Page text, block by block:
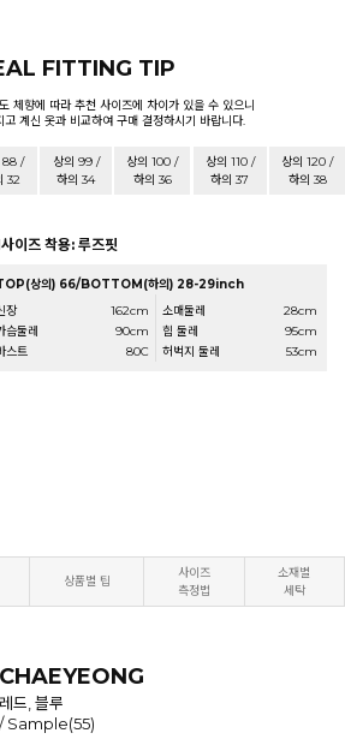
FITTING TIP
체향에 따라 추천 사이즈에 차이가 있을 수 있으니
계신 옷과 비교하여 구매 결정하시기 바랍니다.
88 /
32
상의 99 /
하의 34
상의 100 /
하의 36
상의 110 /
하의 37
상의 120 /
하의 38
이즈 착용: 루즈핏
상의) 66/BOTTOM(하의) 28-29inch
장
162cm
슴둘레
90cm
스트
80C
소매둘레
28cm
힙 둘레
95cm
허벅지 둘레
53cm
상품별 팁
사이즈
측정법
소재별
세탁
CHAEYEONG
레드, 블루
/ Sample(55)